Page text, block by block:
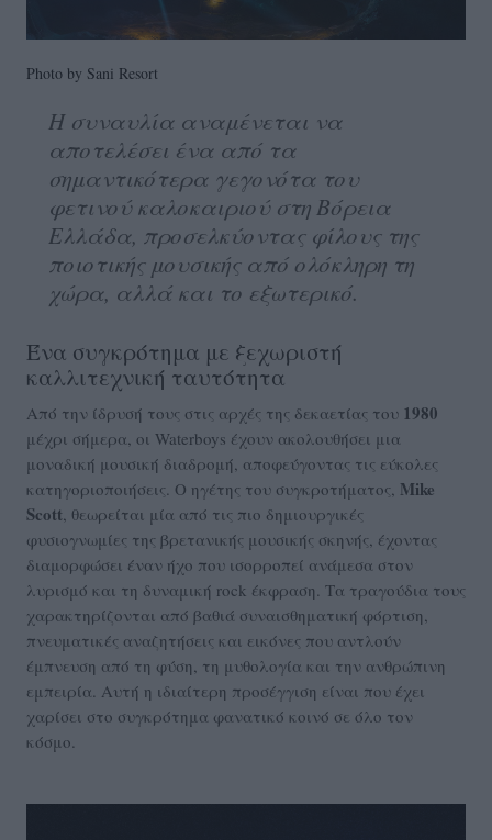
Photo by Sani Resort
Η συναυλία αναμένεται να
αποτελέσει ένα από τα
σημαντικότερα γεγονότα του
φετινού καλοκαιριού στη Βόρεια
Ελλάδα, προσελκύοντας φίλους της
ποιοτικής μουσικής από ολόκληρη τη
χώρα, αλλά και το εξωτερικό.
Ένα συγκρότημα με ξεχωριστή
καλλιτεχνική ταυτότητα
Από την ίδρυσή τους στις αρχές της δεκαετίας του 1980
μέχρι σήμερα, οι Waterboys έχουν ακολουθήσει μια
μοναδική μουσική διαδρομή, αποφεύγοντας τις εύκολες
κατηγοριοποιήσεις. Ο ηγέτης του συγκροτήματος, Mike
Scott, θεωρείται μία από τις πιο δημιουργικές
φυσιογνωμίες της βρετανικής μουσικής σκηνής, έχοντας
διαμορφώσει έναν ήχο που ισορροπεί ανάμεσα στον
λυρισμό και τη δυναμική rock έκφραση. Τα τραγούδια τους
χαρακτηρίζονται από βαθιά συναισθηματική φόρτιση,
πνευματικές αναζητήσεις και εικόνες που αντλούν
έμπνευση από τη φύση, τη μυθολογία και την ανθρώπινη
εμπειρία. Αυτή η ιδιαίτερη προσέγγιση είναι που έχει
χαρίσει στο συγκρότημα φανατικό κοινό σε όλο τον
κόσμο.